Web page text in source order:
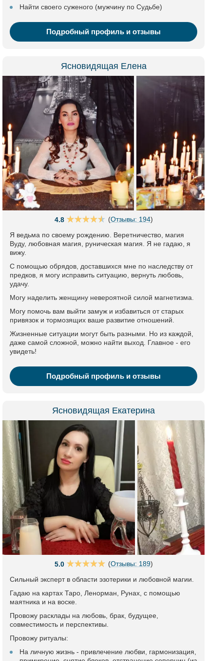
Найти своего суженого (мужчину по Судьбе)
Подробный профиль и отзывы
Ясновидящая Елена
4.8 (Отзывы: 194)
Я ведьма по своему рождению. Веретничество, магия
Вуду, любовная магия, руническая магия. Я не гадаю, я
вижу.
С помощью обрядов, доставшихся мне по наследству от
предков, я могу исправить ситуацию, вернуть любовь,
удачу.
Могу наделить женщину невероятной силой магнетизма.
Могу помочь вам выйти замуж и избавиться от старых
привязок и тормозящих ваше развитие отношений.
Жизненные ситуации могут быть разными. Но из каждой,
даже самой сложной, можно найти выход. Главное - его
увидеть!
Подробный профиль и отзывы
Ясновидящая Екатерина
5.0 (Отзывы: 189)
Сильный эксперт в области эзотерики и любовной магии.
Гадаю на картах Таро, Ленорман, Рунах, с помощью
маятника и на воске.
Провожу расклады на любовь, брак, будущее,
совместимость и перспективы.
Провожу ритуалы:
На личную жизнь - привлечение любви, гармонизация,